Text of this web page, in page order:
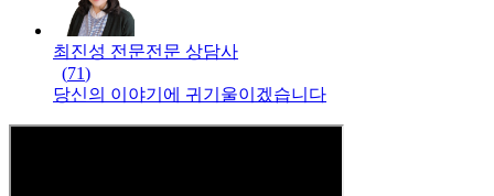
최진성 전문전문 상담사
(71)
당신의 이야기에 귀기울이겠습니다